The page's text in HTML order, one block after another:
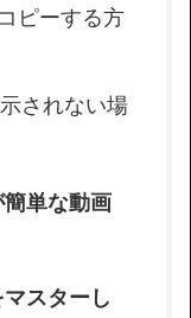
ピーする方
されない場
単な動画
スターし